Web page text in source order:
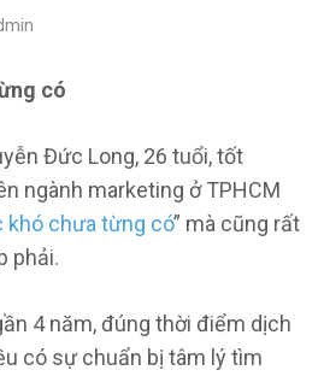
có
Đức Long, 26 tuổi, tốt
ngành marketing ở TPHCM
khó chưa từng có” mà cũng rất
phải.
4 năm, đúng thời điểm dịch
có sự chuẩn bị tâm lý tìm